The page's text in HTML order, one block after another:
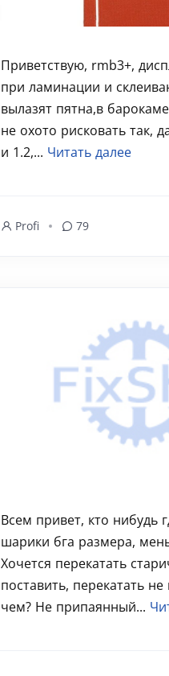
Приветствую, rmb3+,
при ламинации и
вылазят пятна,в
не охото рисковать так,
и 1.2,... Читать далее
Profi 79
Всем привет, кто нибудь
шарики бга размера,
Хочется перекатать
поставить, перекатать
чем? Не припаянный...